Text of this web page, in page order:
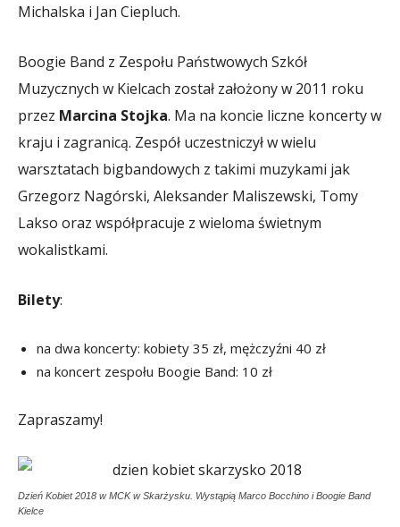
Michalska i Jan Ciepluch.
Boogie Band z Zespołu Państwowych Szkół
Muzycznych w Kielcach został założony w 2011 roku
przez Marcina Stojka. Ma na koncie liczne koncerty w
kraju i zagranicą. Zespół uczestniczył w wielu
warsztatach bigbandowych z takimi muzykami jak
Grzegorz Nagórski, Aleksander Maliszewski, Tomy
Lakso oraz współpracuje z wieloma świetnym
wokalistkami.
Bilety:
na dwa koncerty: kobiety 35 zł, mężczyźni 40 zł
na koncert zespołu Boogie Band: 10 zł
Zapraszamy!
Dzień Kobiet 2018 w MCK w Skarżysku. Wystąpią Marco Bocchino i Boogie Band
Kielce